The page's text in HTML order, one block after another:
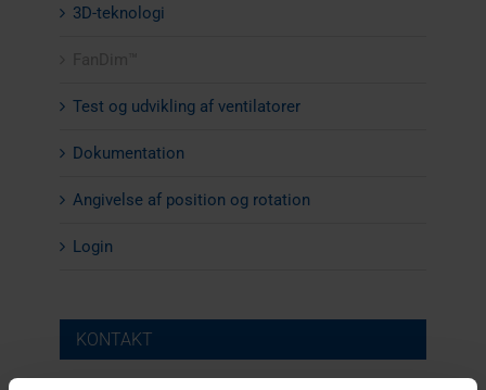
3D-teknologi
Test og udvikling af ventilatorer
Dokumentation
Angivelse af position og rotation
Login
KONTAKT